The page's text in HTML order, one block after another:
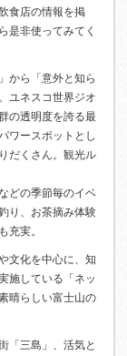
食店の情報を掲
是非使ってみてく
から「意外と知ら
ユネスコ世界ジオ
の透明度を誇る最
ワースポットとし
だくさん。観光ル
どの季節毎のイベ
り、お茶摘み体験
充実。
文化を中心に、知
施している「ネッ
晴らしい富士山の
「三島」、活気と